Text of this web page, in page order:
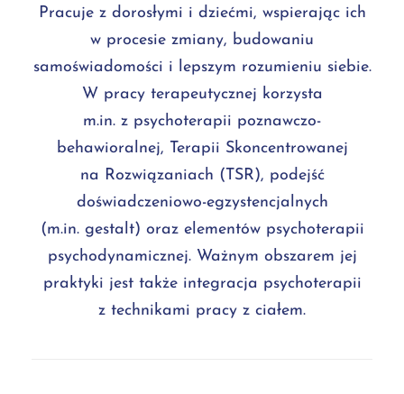
Pracuje z dorosłymi i dziećmi, wspierając ich
w procesie zmiany, budowaniu
samoświadomości i lepszym rozumieniu siebie.
W pracy terapeutycznej korzysta
m.in. z psychoterapii poznawczo-
behawioralnej, Terapii Skoncentrowanej
na Rozwiązaniach (TSR), podejść
doświadczeniowo-egzystencjalnych
(m.in. gestalt) oraz elementów psychoterapii
psychodynamicznej. Ważnym obszarem jej
praktyki jest także integracja psychoterapii
z technikami pracy z ciałem.